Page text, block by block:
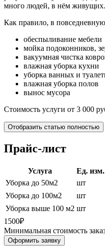
много людей, в нём
Как правило, в
обеспыливание мебели
мойка подоконников,
вакуумная чистка
влажная уборка кухни
уборка ванных и
влажная уборка полов
вынос мусора
Стоимость услуги от 3 000
Отобразить статью полностью
Прайс-лист
Услуга Ед. изм.
Уборка до 50м2
шт
Уборка до 100м2
шт
Уборка выше 100 м2 шт
1500₽
Минимальная стоимость
Оформить заявку